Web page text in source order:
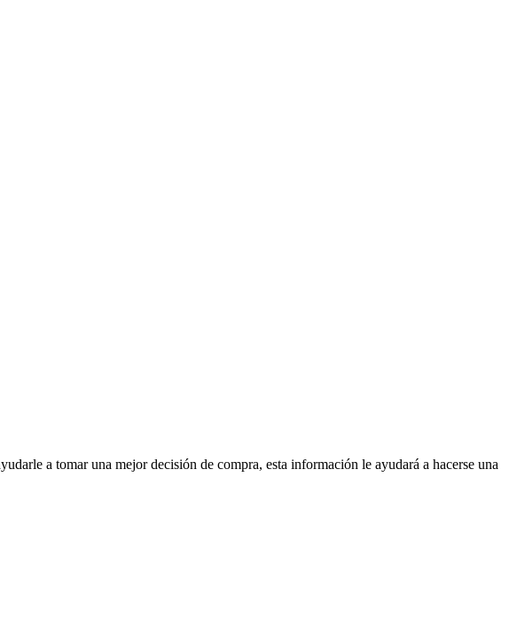
a tomar una mejor decisión de compra, esta información le ayudará a hacerse una